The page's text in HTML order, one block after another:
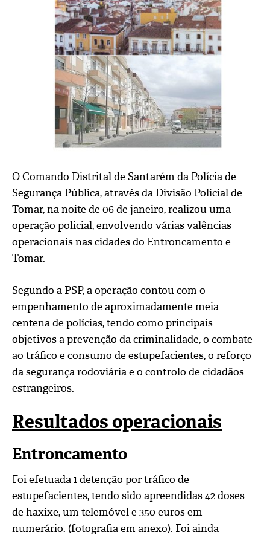
O Comando Distrital de Santarém da Polícia de
Segurança Pública, através da Divisão Policial de
Tomar, na noite de 06 de janeiro, realizou uma
operação policial, envolvendo várias valências
operacionais nas cidades do Entroncamento e
Tomar.
Segundo a PSP, a operação contou com o
empenhamento de aproximadamente meia
centena de polícias, tendo como principais
objetivos a prevenção da criminalidade, o combate
ao tráfico e consumo de estupefacientes, o reforço
da segurança rodoviária e o controlo de cidadãos
estrangeiros.
Resultados operacionais
Entroncamento
Foi efetuada 1 detenção por tráfico de
estupefacientes, tendo sido apreendidas 42 doses
de haxixe, um telemóvel e 350 euros em
numerário. (fotografia em anexo). Foi ainda